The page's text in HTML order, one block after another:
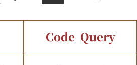
Code Query